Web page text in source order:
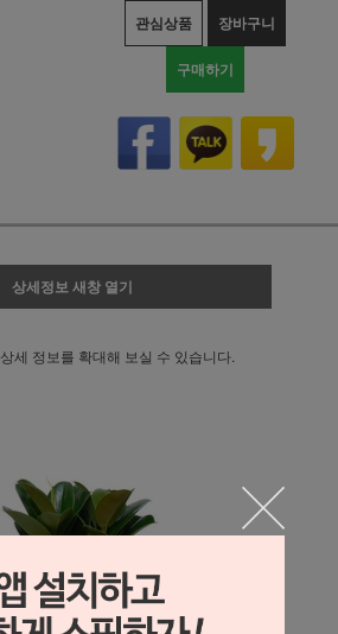
관심상품 장바구니
구매하기
상세정보 새창 열기
상세 정보를 확대해 보실 수 있습니다.